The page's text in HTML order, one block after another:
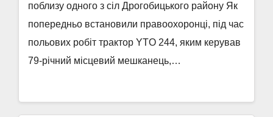
поблизу одного з сіл Дрогобицького району Як
попередньо встановили правоохоронці, під час
польових робіт трактор YTO 244, яким керував
79-річний місцевий мешканець,…